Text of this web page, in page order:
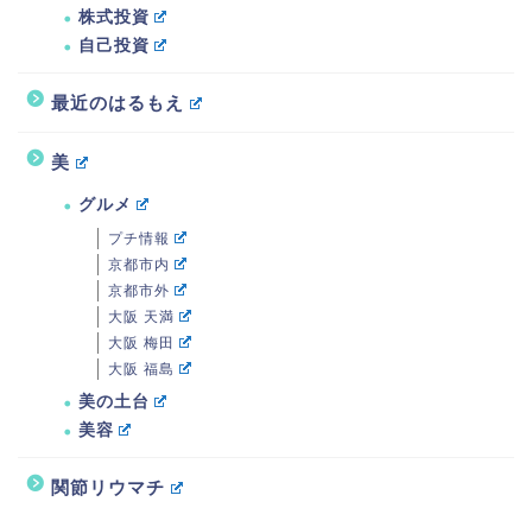
株式投資
自己投資
最近のはるもえ
美
グルメ
プチ情報
京都市内
京都市外
大阪 天満
大阪 梅田
大阪 福島
美の土台
美容
関節リウマチ